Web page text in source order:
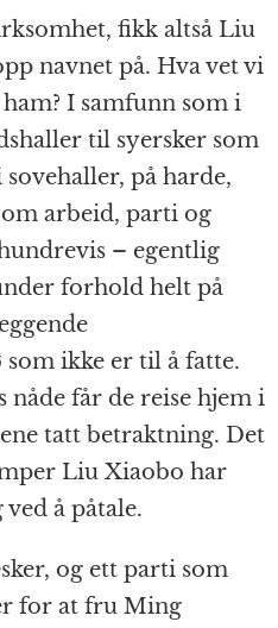
fikk altså Liu
navnet på. Hva vet vi
I samfunn som i
til syersker som
på harde,
arbeid, parti og
– egentlig
forhold helt på
ikke er til å fatte.
får de reise hjem i
tatt betraktning. Det
Liu Xiaobo har
å påtale.
og ett parti som
for at fru Ming